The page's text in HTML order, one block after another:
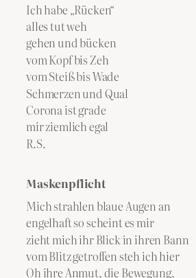
Ich habe „Rücken“
alles tut weh
gehen und bücken
vom Kopf bis Zeh
vom Steiß bis Wade
Schmerzen und Qual
Corona ist grade
mir ziemlich egal
R.S.
Maskenpflicht
Mich strahlen blaue Augen an
engelhaft so scheint es mir
zieht mich ihr Blick in ihren Bann
vom Blitz getroffen steh ich hier
Oh ihre Anmut, die Bewegung,